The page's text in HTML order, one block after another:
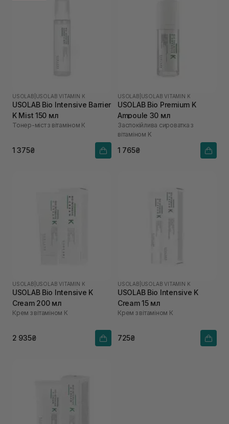
USOLAB USOLAB VITAMIN K
USOLAB Bio Intensive Barrier
K Mist 150 мл
Тонер-міст з вітаміном К
1 375₴
USOLAB USOLAB VITAMIN K
USOLAB Bio Premium K
Ampoule 30 мл
Заспокійлива сироватка з
вітаміном K
1 765₴
USOLAB USOLAB VITAMIN K
USOLAB Bio Intensive K
Cream 200 мл
Крем з вітаміном К
2 935₴
USOLAB USOLAB VITAMIN K
USOLAB Bio Intensive K
Cream 15 мл
Крем з вітаміном К
725₴